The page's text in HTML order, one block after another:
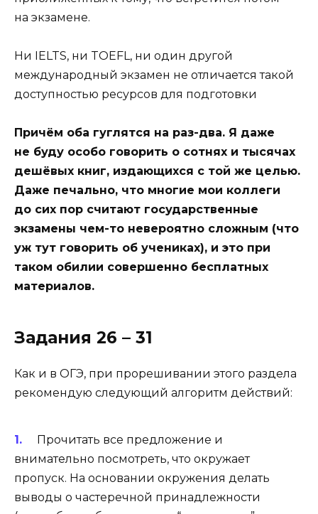
на экзамене.
Ни IELTS, ни TOEFL, ни один другой
международный экзамен не отличается такой
доступностью ресурсов для подготовки
Причём оба гуглятся на раз-два. Я даже
не буду особо говорить о сотнях и тысячах
дешёвых книг, издающихся с той же целью.
Даже печально, что многие мои коллеги
до сих пор считают государственные
экзамены чем-то невероятно сложным (что
уж тут говорить об учениках), и это при
таком обилии совершенно бесплатных
материалов.
Задания 26 – 31
Как и в ОГЭ, при прорешивании этого раздела
рекомендую следующий алгоритм действий:
Прочитать все предложение и
внимательно посмотреть, что окружает
пропуск. На основании окружения делать
выводы о частеречной принадлежности